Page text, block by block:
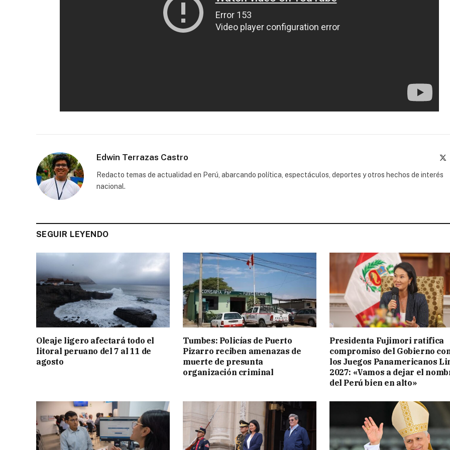
Edwin Terrazas Castro
Redacto temas de actualidad en Perú, abarcando política, espectáculos, deportes y otros hechos de interés
nacional.
SEGUIR LEYENDO
Oleaje ligero afectará todo el
litoral peruano del 7 al 11 de
agosto
Tumbes: Policías de Puerto
Pizarro reciben amenazas de
muerte de presunta
organización criminal
Presidenta Fujimori ratifica
compromiso del Gobierno
los Juegos Panamericanos
2027: «Vamos a dejar el
del Perú bien en alto»